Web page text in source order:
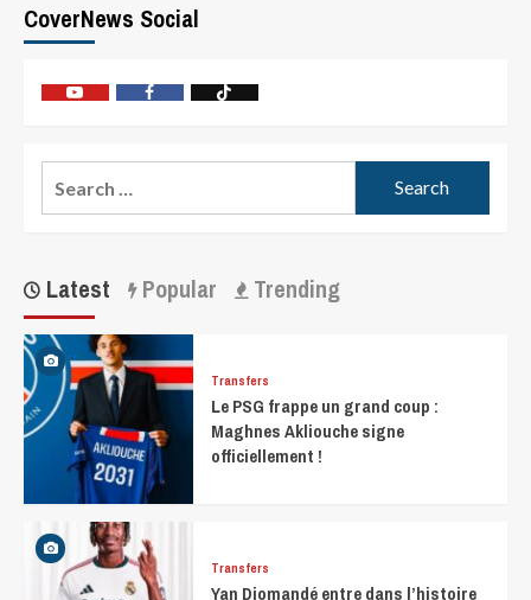
CoverNews Social
Latest Popular Trending
Transfers
Le PSG frappe un grand coup :
Maghnes Akliouche signe
officiellement !
Transfers
Yan Diomandé entre dans l’histoire